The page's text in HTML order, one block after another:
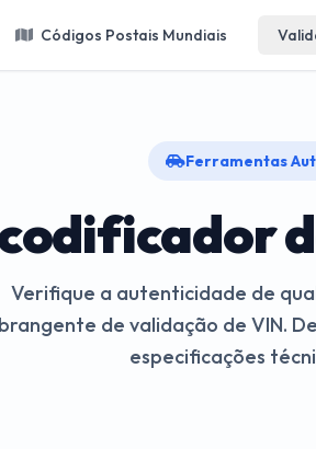
Códigos Postais Mundiais
Ferramentas
Verifique a autenticidade de
de validação de VIN.
especificações